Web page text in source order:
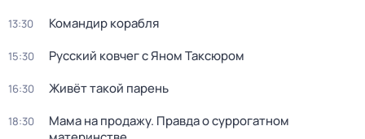
13:30 Командир корабля
15:30 Русский ковчег с Яном Таксюром
16:30 Живёт такой парень
18:30
Мама на продажу. Правда о сyрpогатном